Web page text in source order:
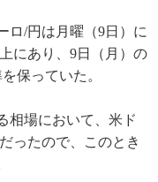
/円は月曜（9日）に
にあり、9日（月）の
保っていた。
相場において、米ド
ったので、このとき